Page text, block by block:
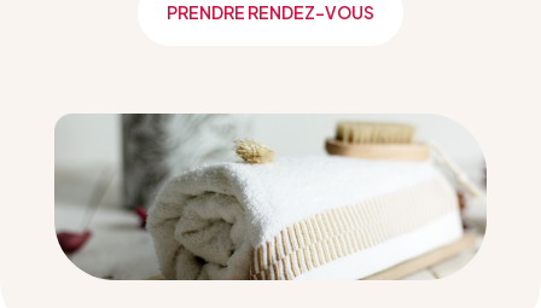
PRENDRE RENDEZ-VOUS